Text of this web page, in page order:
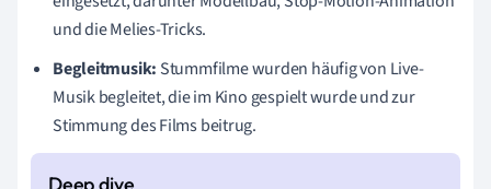
und die Melies-Tricks.
Begleitmusik: Stummfilme wurden häufig von Live-
Musik begleitet, die im Kino gespielt wurde und zur
Stimmung des Films beitrug.